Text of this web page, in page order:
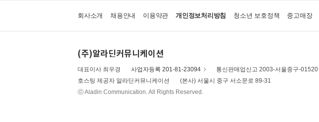
회사소개 채용안내 이용약관 개인정보처리방침 청소년 보호정책 중고매장
(주)알라딘커뮤니케이션
대표이사 최우경 사업자등록 201-81-23094 통신판매업신고 2003-서울중구-01520
호스팅 제공자 알라딘커뮤니케이션
(본사) 서울시 중구 서소문로 89-31
ⓒ Aladin Communication. All Rights Reserved.